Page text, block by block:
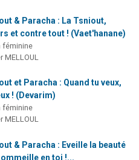
& Paracha : La Tsniout,
et contre tout ! (Vaet'hanane)
féminine
MELLOUL
et Paracha : Quand tu veux,
! (Devarim)
féminine
MELLOUL
& Paracha : Eveille la beauté
en toi !...